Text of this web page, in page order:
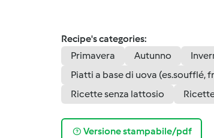
Recipe's categories:
Primavera
Autunno
Piatti a base di uova (es.soufflé,
Ricette senza lattosio
Versione stampabile/pdf